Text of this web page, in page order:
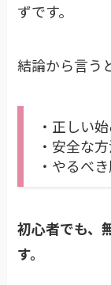
ずです。
結論から言う
・正しい
・安全な
・やるべ
初心者でも、
す。